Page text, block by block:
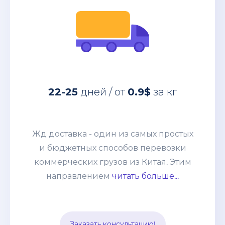
22-25 дней / от 0.9$ за кг
Жд доставка - один из самых простых
и бюджетных способов перевозки
коммерческих грузов из Китая. Этим
направлением читать больше...
22-25
дней / от
Жд доставка - один из самых простых
направлением мы возим от
небольших сборных грузов 100-200кг
до целых контейнеров. Развитая
система жд сообщения позволяет без